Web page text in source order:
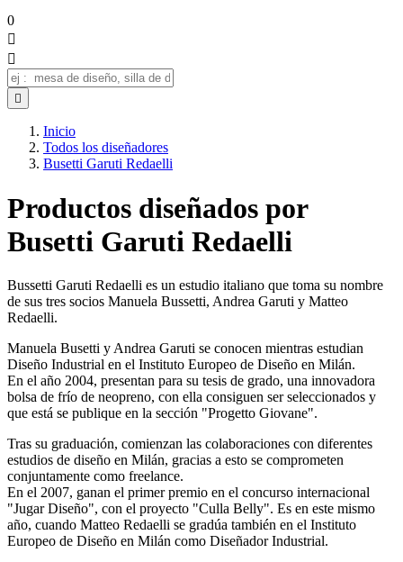
0



Inicio
Todos los diseñadores
Busetti Garuti Redaelli
Productos diseñados por
Busetti Garuti Redaelli
Bussetti Garuti Redaelli es un estudio italiano que toma su nombre
de sus tres socios Manuela Bussetti, Andrea Garuti y Matteo
Redaelli.
Manuela Busetti y Andrea Garuti se conocen mientras estudian
Diseño Industrial en el Instituto Europeo de Diseño en Milán.
En el año 2004, presentan para su tesis de grado, una innovadora
bolsa de frío de neopreno, con ella consiguen ser seleccionados y
que está se publique en la sección "Progetto Giovane".
Tras su graduación, comienzan las colaboraciones con diferentes
estudios de diseño en Milán, gracias a esto se comprometen
conjuntamente como freelance.
En el 2007, ganan el primer premio en el concurso internacional
"Jugar Diseño", con el proyecto "Culla Belly". Es en este mismo
año, cuando Matteo Redaelli se gradúa también en el Instituto
Europeo de Diseño en Milán como Diseñador Industrial.